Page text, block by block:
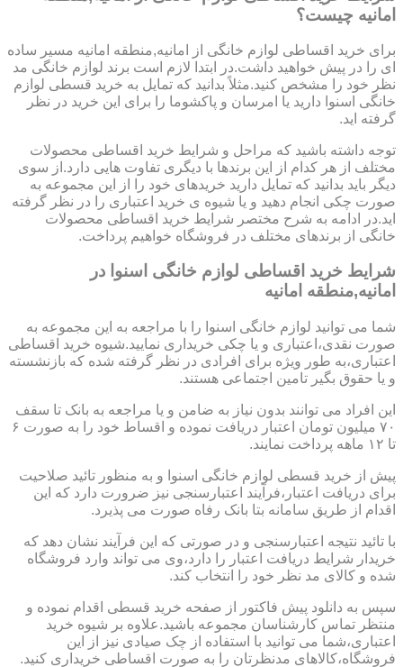
امانیه چیست؟
برای خرید اقساطی لوازم خانگی از امانیه,منطقه امانیه مسیر ساده
ای را در پیش خواهید داشت.در ابتدا لازم است برند لوازم خانگی مد
نظر خود را مشخص کنید.مثلاً بدانید که تمایل به خرید قسطی لوازم
خانگی اسنوا دارید یا امرسان و پاکشوما را برای این خرید در نظر
گرفته اید.
توجه داشته باشید که مراحل و شرایط خرید اقساطی محصولات
مختلف از هر کدام از این برندها با دیگری تفاوت هایی دارد.از سوی
دیگر باید بدانید که تمایل دارید خریدهای خود را از این مجموعه به
صورت چکی انجام دهید و یا شیوه ی خرید اعتباری را در نظر گرفته
اید.در ادامه به شرح مختصر شرایط خرید اقساطی محصولات
خانگی از برندهای مختلف در فروشگاه خواهیم پرداخت.
شرایط خرید اقساطی لوازم خانگی اسنوا در
امانیه,منطقه امانیه
شما می توانید لوازم خانگی اسنوا را با مراجعه به این مجموعه به
صورت نقدی،اعتباری و یا چکی خریداری نمایید.شیوه خرید اقساطی
اعتباری،به طور ویژه برای افرادی در نظر گرفته شده که بازنشسته
و یا حقوق بگیر تامین اجتماعی هستند.
این افراد می توانند بدون نیاز به ضامن و یا مراجعه به بانک تا سقف
۷۰ میلیون تومان اعتبار دریافت نموده و اقساط خود را به صورت ۶
تا ۱۲ ماهه پرداخت نمایند.
پیش از خرید قسطی لوازم خانگی اسنوا و به منظور تائید صلاحیت
برای دریافت اعتبار،فرآیند اعتبارسنجی نیز ضرورت دارد که این
اقدام از طریق سامانه بتا بانک رفاه صورت می پذیرد.
با تائید نتیجه اعتبارسنجی و در صورتی که این فرآیند نشان دهد که
خریدار شرایط دریافت اعتبار را دارد،وی می تواند وارد فروشگاه
شده و کالای مد نظر خود را انتخاب کند.
سپس به دانلود پیش فاکتور از صفحه خرید قسطی اقدام نموده و
منتظر تماس کارشناسان مجموعه باشید.علاوه بر شیوه خرید
اعتباری،شما می توانید با استفاده از چک صیادی نیز از این
فروشگاه،کالاهای مدنظرتان را به صورت اقساطی خریداری کنید.